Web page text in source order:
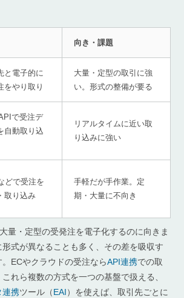
向き・課題
と電子的に
をやり取り
大量・定型の取引に強
い。形式の整備が要る
で受注デ
自動取り込
リアルタイムに近い取
り込みに強い
どで受注を
取り込み
手軽だが手作業。定
期・大量に不向き
量・定型の受発注を電子化するのに向きま
式が異なることも多く、その差を吸収す
ECやクラウドの受注ならAPI連携での取
れら複数の方式を一つの基盤で扱える、
連携ツール（EAI）を使えば、取引先ごとに